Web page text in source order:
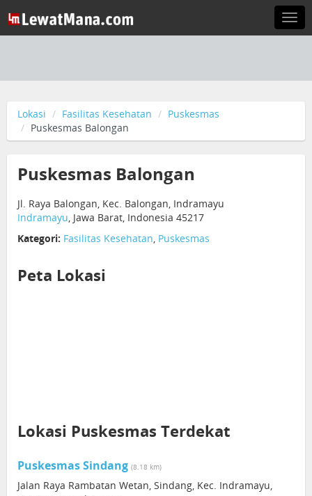
Lokasi Fasilitas Kesehatan
Puskesmas
Puskesmas Balongan
Puskesmas Balongan
Jl. Raya Balongan, Kec. Balongan, Indramayu
Indramayu, Jawa Barat, Indonesia 45217
Kategori: Fasilitas Kesehatan, Puskesmas
Peta Lokasi
Lokasi Puskesmas Terdekat
Puskesmas Sindang (8.18 km)
Jalan Raya Rambatan Wetan, Sindang, Kec. Indramayu,